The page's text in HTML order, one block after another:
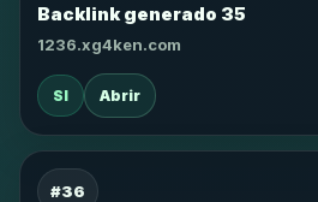
Backlink generado 35
1236.xg4ken.com
SI Abrir
#36